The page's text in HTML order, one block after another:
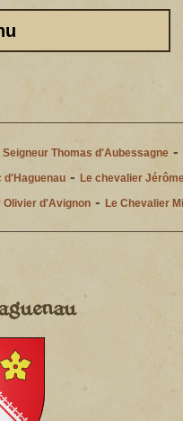
Seigneur Thomas d'Aubessagne-
d'Haguenau- Le chevalier
Olivier d'Avignon - Le Chevalier